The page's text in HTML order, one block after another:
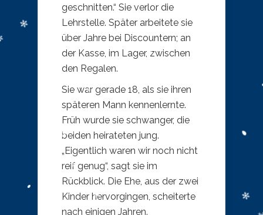
geschnitten.“ Sie verlor die
Lehrstelle. Später arbeitete sie
über Jahre bei Discountern; an
der Kasse, im Lager, zwischen
den Regalen.
Sie war gerade 18, als sie ihren
späteren Mann kennenlernte.
Früh wurde sie schwanger, die
beiden heirateten jung.
„Eigentlich waren wir noch nicht
reif genug“, sagt sie im
Rückblick. Die Ehe, aus der zwei
Kinder hervorgingen, scheiterte
nach einigen Jahren.